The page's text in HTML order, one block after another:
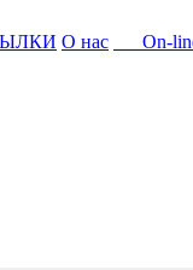
О нас
On-